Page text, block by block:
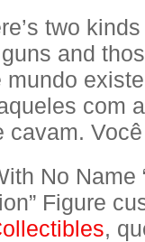
two
and
mundo
com
Você
No Name
Figure
,